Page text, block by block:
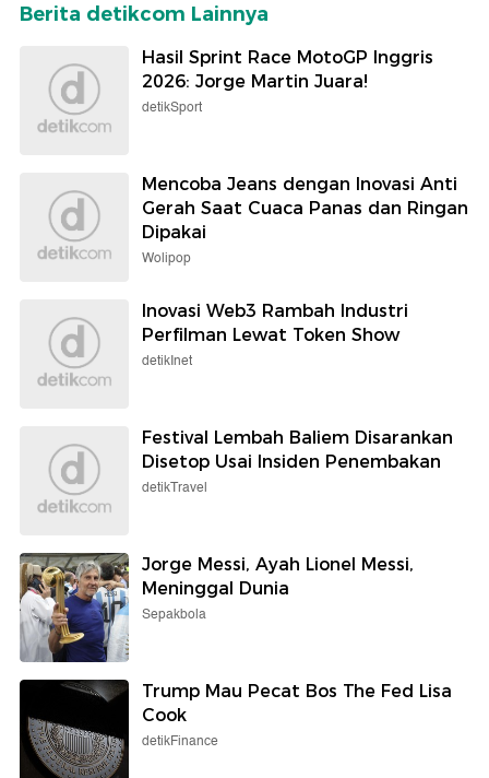
Berita detikcom Lainnya
Hasil Sprint Race MotoGP Inggris
2026: Jorge Martin Juara!
detikSport
Mencoba Jeans dengan Inovasi Anti
Gerah Saat Cuaca Panas dan Ringan
Dipakai
Wolipop
Inovasi Web3 Rambah Industri
Perfilman Lewat Token Show
detikInet
Festival Lembah Baliem Disarankan
Disetop Usai Insiden Penembakan
detikTravel
Jorge Messi, Ayah Lionel Messi,
Meninggal Dunia
Sepakbola
Trump Mau Pecat Bos The Fed Lisa
Cook
detikFinance